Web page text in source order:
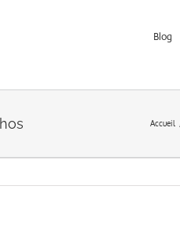
Blog
Accueil